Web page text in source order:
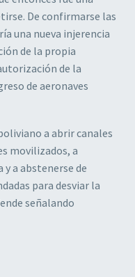
De confirmarse las
una nueva injerencia
de la propia
de la
de aeronaves
a abrir canales
movilizados, a
a abstenerse de
para desviar la
señalando